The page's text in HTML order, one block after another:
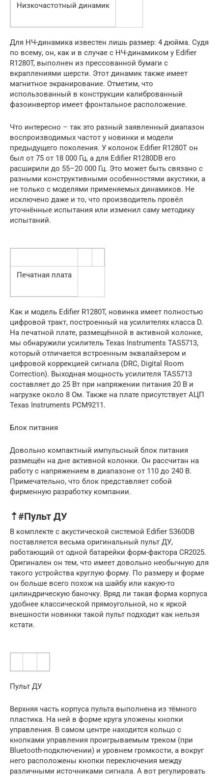
Низкочастотный динамик
Для НЧ-динамика известен лишь размер: 4 дюйма. Судя
по всему, он, как и в случае с НЧ-динамиком у Edifier
R1280T, выполнен из прессованной бумаги с
вкраплениями шерсти. Этот динамик также имеет
магнитное экранирование. Отметим, что
использованный в конструкции калиброванный
фазоинвертор имеет фронтальное расположение.
Что интересно – так это разный заявленный диапазон
воспроизводимых частот у новинки и модели
предыдущего поколения. У колонок Edifier R1280T он
был от 75 от 18 000 Гц, а для Edifier R1280DB его
расширили до 55–20 000 Гц. Это может быть связано с
разными конструктивными особенностями акустики, а
не только с моделями применяемых динамиков. Не
исключено даже и то, что производитель провёл
уточнённые испытания или изменил саму методику
испытаний.
Печатная плата
Как и модель Edifier R1280T, новинка имеет полностью
цифровой тракт, построенный на усилителях класса D.
На печатной плате, размещённой в активной колонке,
мы обнаружили усилитель Texas Instruments TAS5713,
который отличается встроенным эквалайзером и
цифровой коррекцией сигнала (DRC, Digital Room
Correction). Выходная мощность усилителя TAS5713
составляет до 25 Вт при напряжении питания 20 В и
нагрузке около 8 Ом. Также на плате присутствует АЦП
Texas Instruments PCM9211.
Блок питания
Довольно компактный импульсный блок питания
размещён на дне активной колонки. Он рассчитан на
работу с напряжением в диапазоне от 110 до 240 В.
Примечательно, что блок представляет собой
фирменную разработку компании.
⇡#Пульт ДУ
В комплекте с акустической системой Edifier S360DB
поставляется весьма оригинальный пульт ДУ,
работающий от одной батарейки форм-фактора CR2025.
Оригинален он тем, что имеет довольно необычную для
такого устройства круглую форму. По размеру и форме
он больше всего похож на шайбу или какую-то
цилиндрическую баночку. Вряд ли такая форма корпуса
удобнее классической прямоугольной, но к яркой
внешности новинки такой пульт подходит как нельзя
кстати.
Пульт ДУ
Верхняя часть корпуса пульта выполнена из тёмного
пластика. На ней в форме круга уложены кнопки
управления. В самом центре находится кольцо с
кнопками управления проигрываемым треком (при
Bluetooth-подключении) и уровнем громкости, а вокруг
него расположены кнопки переключения между
различными источниками сигнала. А вот регулировать